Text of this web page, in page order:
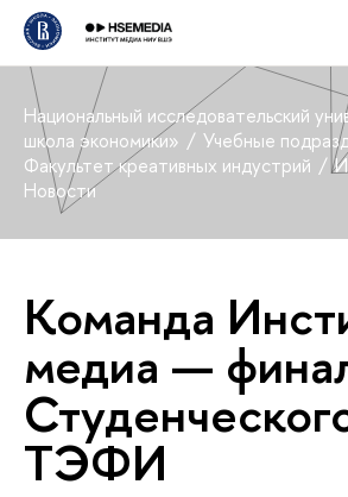
Национальный исследовательский
школа экономики»
Учебные
Факультет креативных индустрий
Новости
Команда
медиа —
ТЭФИ